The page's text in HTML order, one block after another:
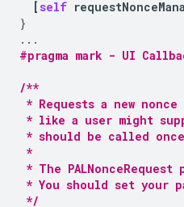
[ self
}
...
#pragma mark - UI
/**
* Requests a new
* like a user might
* should be called
*
* The
* You should set your
*/